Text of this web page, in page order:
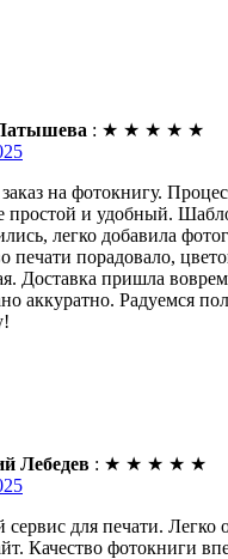
: ★ ★ ★ ★ ★
на фотокнигу.
простой и удобный.
легко добавила
печати порадовало,
Доставка пришла
аккуратно. Радуемся
Лебедев : ★ ★ ★ ★ ★
для печати. Легко
Качество фотокниги